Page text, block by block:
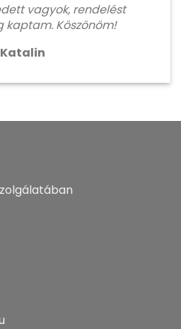
vagyok, rendelést
kaptam. Köszönöm!
Katalin